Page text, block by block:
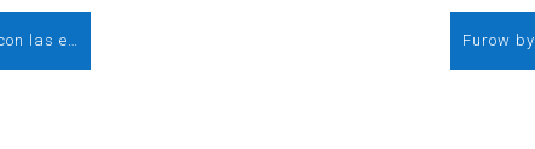
Ørsted y la polaca PGE firman un contrato con las españolas Navantia Seanergies y Windar para fabricar 77 monopiles destinados al parque éolico marino Baltica 2 en Polonia